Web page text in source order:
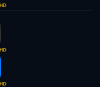
HD
HD
HD